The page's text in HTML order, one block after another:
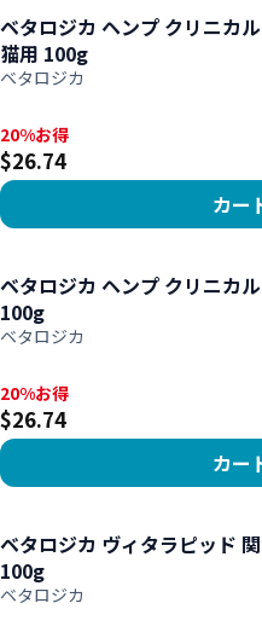
ベタロジカ ヘンプ クリニカ
猫用 100g
ベタロジカ
20%お得, $26.74
20%お得
$26.74
カー
ベタロジカ ヘンプ クリニカ
100g
ベタロジカ
20%お得, $26.74
20%お得
$26.74
カー
ベタロジカ ヴィタラピッド
100g
ベタロジカ